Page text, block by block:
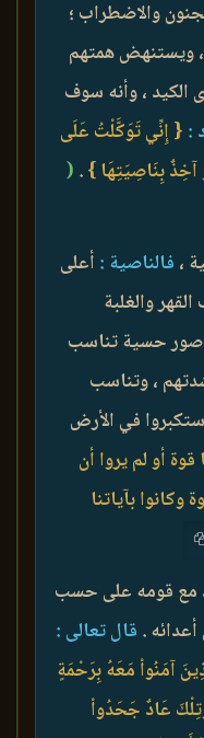
والاضطراب ؛
، ويستنهض همتهم
، وأنه سوف
: { إِنِّي تَوَكَّلْتُ عَلَى
آخِذٌ بِنَاصِيَتِهَا }.
(
، فالناصية : أعلى
والغلبة
صور حسية تناسب
، وتناسب
في الأرض
أو لم يروا أن
بآياتنا
مع قومه على حسب
. قال تعالى :
آمَنُواْ مَعَهُ بِرَحْمَةٍ
عَادٌ جَحَدُواْ